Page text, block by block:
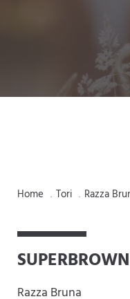
Home . Tori . Razza
Razza Bruna